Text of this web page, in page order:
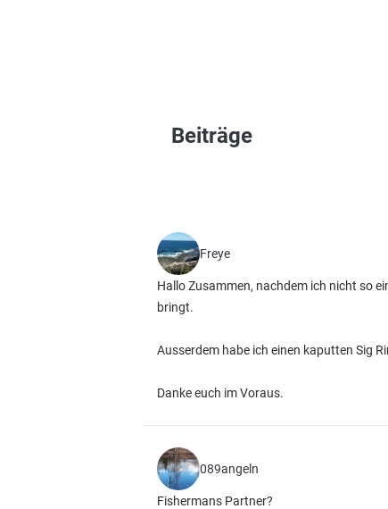
Beiträge
Freye
Hallo Zusammen, nachdem ich nicht so
bringt.
Ausserdem habe ich einen kaputten Sig
Danke euch im Voraus.
089angeln
Fishermans Partner?